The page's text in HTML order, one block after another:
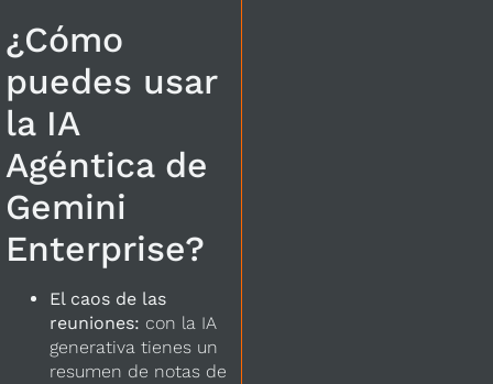
¿Cómo
puedes usar
la IA
Agéntica de
Gemini
Enterprise?
El caos de las
reuniones: con la IA
generativa tienes un
resumen de notas de